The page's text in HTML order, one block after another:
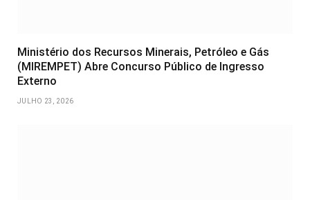
Ministério dos Recursos Minerais, Petróleo e Gás
(MIREMPET) Abre Concurso Público de Ingresso
Externo
JULHO 23, 2026